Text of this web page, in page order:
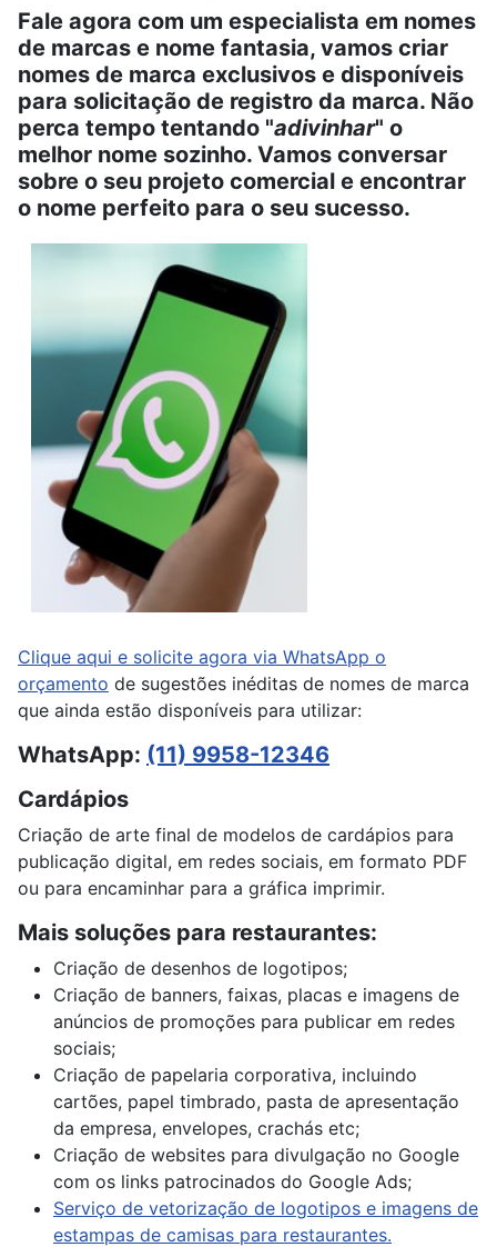
Fale agora com um especialista em nomes
de marcas e nome fantasia, vamos criar
nomes de marca exclusivos e disponíveis
para solicitação de registro da marca. Não
perca tempo tentando "adivinhar" o
melhor nome sozinho. Vamos conversar
sobre o seu projeto comercial e encontrar
o nome perfeito para o seu sucesso.
Clique aqui e solicite agora via WhatsApp o
orçamento de sugestões inéditas de nomes de marca
que ainda estão disponíveis para utilizar:
WhatsApp: (11) 9958-12346
Cardápios
Criação de arte final de modelos de cardápios para
publicação digital, em redes sociais, em formato PDF
ou para encaminhar para a gráfica imprimir.
Mais soluções para restaurantes:
Criação de desenhos de logotipos;
Criação de banners, faixas, placas e imagens de
anúncios de promoções para publicar em redes
sociais;
Criação de papelaria corporativa, incluindo
cartões, papel timbrado, pasta de apresentação
da empresa, envelopes, crachás etc;
Criação de websites para divulgação no Google
com os links patrocinados do Google Ads;
Serviço de vetorização de logotipos e imagens de
estampas de camisas para restaurantes.